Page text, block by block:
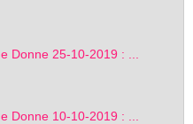
Donne 25-10-2019 : ...
Donne 10-10-2019 : ...